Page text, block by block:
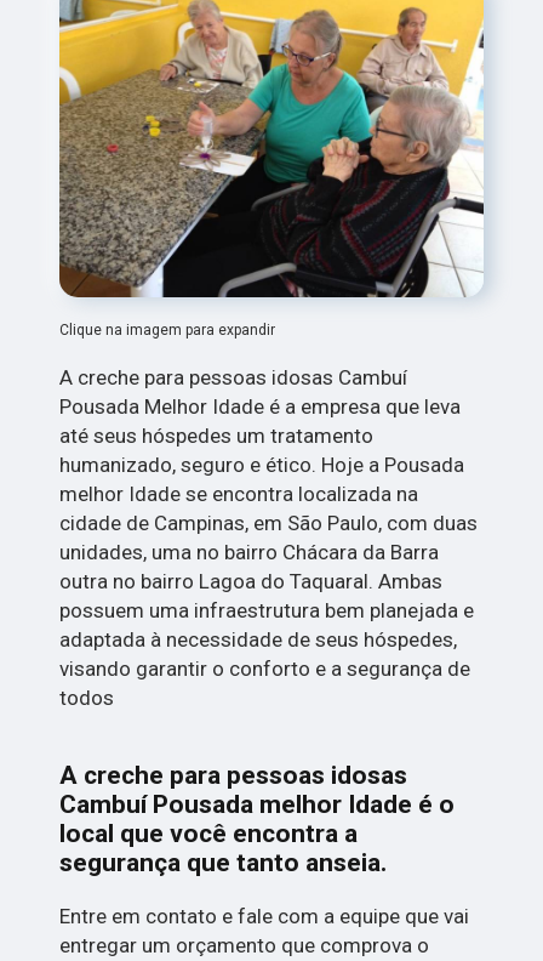
Clique na imagem para expandir
A creche para pessoas idosas Cambuí
Pousada Melhor Idade é a empresa que leva
até seus hóspedes um tratamento
humanizado, seguro e ético. Hoje a Pousada
melhor Idade se encontra localizada na
cidade de Campinas, em São Paulo, com duas
unidades, uma no bairro Chácara da Barra
outra no bairro Lagoa do Taquaral. Ambas
possuem uma infraestrutura bem planejada e
adaptada à necessidade de seus hóspedes,
visando garantir o conforto e a segurança de
todos
A creche para pessoas idosas
Cambuí Pousada melhor Idade é o
local que você encontra a
segurança que tanto anseia.
Entre em contato e fale com a equipe que vai
entregar um orçamento que comprova o